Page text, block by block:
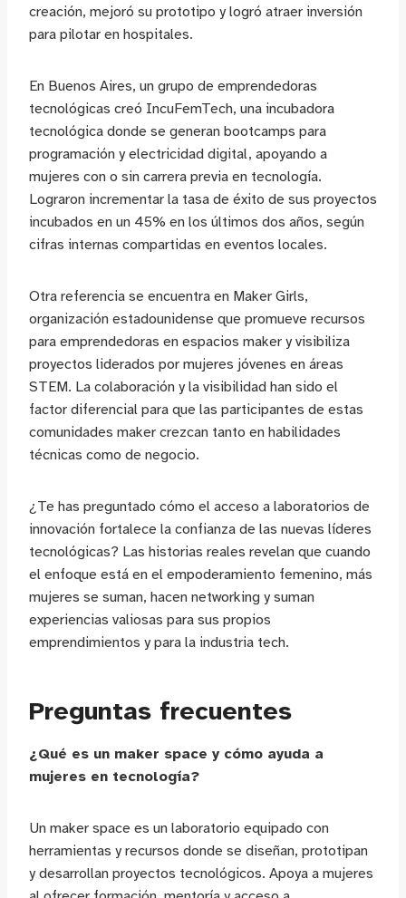
creación, mejoró su prototipo y logró atraer inversión
para pilotar en hospitales.
En Buenos Aires, un grupo de emprendedoras
tecnológicas creó IncuFemTech, una incubadora
tecnológica donde se generan bootcamps para
programación y electricidad digital, apoyando a
mujeres con o sin carrera previa en tecnología.
Lograron incrementar la tasa de éxito de sus proyectos
incubados en un 45% en los últimos dos años, según
cifras internas compartidas en eventos locales.
Otra referencia se encuentra en Maker Girls,
organización estadounidense que promueve recursos
para emprendedoras en espacios maker y visibiliza
proyectos liderados por mujeres jóvenes en áreas
STEM. La colaboración y la visibilidad han sido el
factor diferencial para que las participantes de estas
comunidades maker crezcan tanto en habilidades
técnicas como de negocio.
¿Te has preguntado cómo el acceso a laboratorios de
innovación fortalece la confianza de las nuevas líderes
tecnológicas? Las historias reales revelan que cuando
el enfoque está en el empoderamiento femenino, más
mujeres se suman, hacen networking y suman
experiencias valiosas para sus propios
emprendimientos y para la industria tech.
Preguntas frecuentes
¿Qué es un maker space y cómo ayuda a
mujeres en tecnología?
Un maker space es un laboratorio equipado con
herramientas y recursos donde se diseñan, prototipan
y desarrollan proyectos tecnológicos. Apoya a mujeres